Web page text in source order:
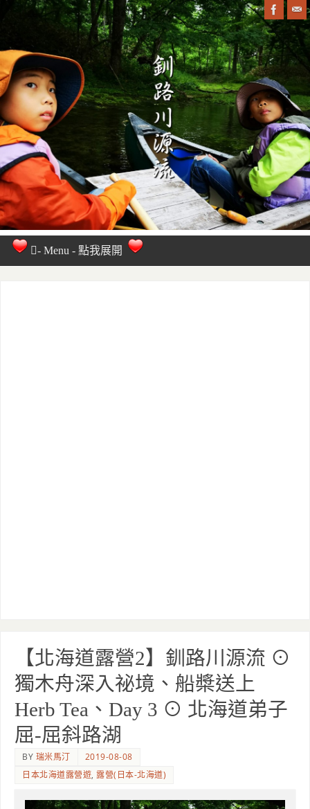
【北海道露營2】釧路川源流 ⊙
獨木舟深入祕境、船槳送上
Herb Tea、Day 3 ⊙ 北海道弟子
屈-屈斜路湖
BY 瑞米馬汀
2019-08-08
日本北海道露營遊,露營(日本-北海道)